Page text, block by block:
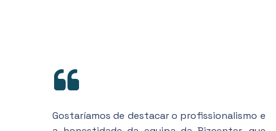
Gostaríamos de destacar o profissionalismo e